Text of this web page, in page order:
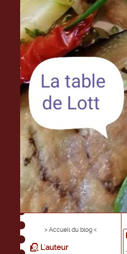
> Accueil du blog <
L'auteur